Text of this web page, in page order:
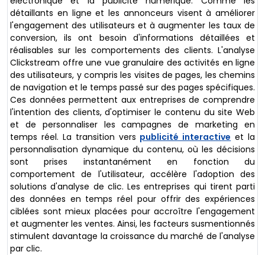
détaillants en ligne et les annonceurs visent à améliorer
l'engagement des utilisateurs et à augmenter les taux de
conversion, ils ont besoin d'informations détaillées et
réalisables sur les comportements des clients. L'analyse
Clickstream offre une vue granulaire des activités en ligne
des utilisateurs, y compris les visites de pages, les chemins
de navigation et le temps passé sur des pages spécifiques.
Ces données permettent aux entreprises de comprendre
l'intention des clients, d'optimiser le contenu du site Web
et de personnaliser les campagnes de marketing en
temps réel. La transition vers publicité interactive et la
personnalisation dynamique du contenu, où les décisions
sont prises instantanément en fonction du
comportement de l'utilisateur, accélère l'adoption des
solutions d'analyse de clic. Les entreprises qui tirent parti
des données en temps réel pour offrir des expériences
ciblées sont mieux placées pour accroître l'engagement
et augmenter les ventes. Ainsi, les facteurs susmentionnés
stimulent davantage la croissance du marché de l'analyse
par clic.